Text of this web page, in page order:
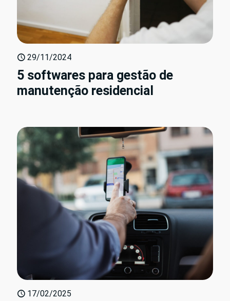
29/11/2024
5 softwares para gestão de
manutenção residencial
17/02/2025